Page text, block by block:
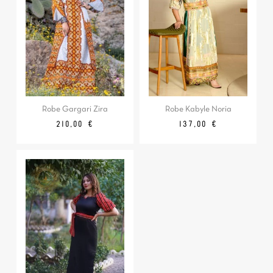
Robe Gargari Zira
Prix
210,00 €
Robe Kabyle Noria
Prix
137,00 €